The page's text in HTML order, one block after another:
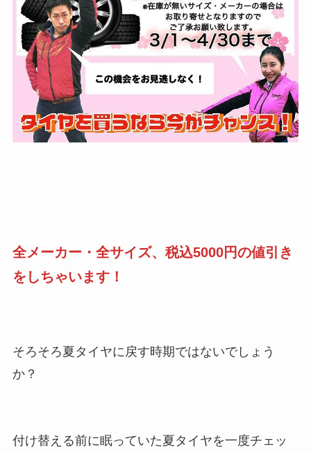
全メーカー・全サイズ、税込5000円の値引き
をしちゃいます！
そろそろ夏タイヤに戻す時期ではないでしょう
か？
付け替える前に眠っていた夏タイヤを一度チェッ